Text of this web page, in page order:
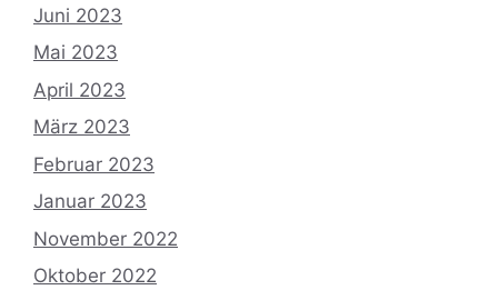
Juni 2023
Mai 2023
April 2023
März 2023
Februar 2023
Januar 2023
November 2022
Oktober 2022